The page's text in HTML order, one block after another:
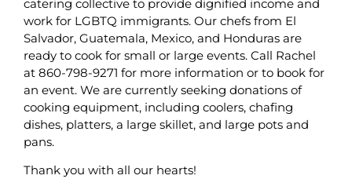
catering collective to provide dignified income and
work for LGBTQ immigrants. Our chefs from El
Salvador, Guatemala, Mexico, and Honduras are
ready to cook for small or large events. Call Rachel
at 860-798-9271 for more information or to book for
an event. We are currently seeking donations of
cooking equipment, including coolers, chafing
dishes, platters, a large skillet, and large pots and
pans.
Thank you with all our hearts!